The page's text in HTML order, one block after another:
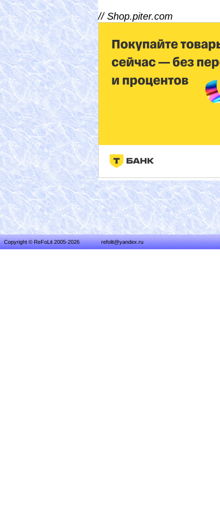
// Shop.piter.com
Copyright © ReFoLit 2005-2026 refolit@yandex.ru